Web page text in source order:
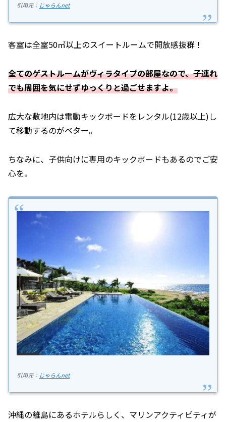
引用元： じゃらんnet
客室は全室50㎡以上のスイートルームで開放感抜群！
全てのゲストルームがヴィラタイプの部屋なので、子連れ
でも周囲を気にせずゆっくりと過ごせますよ。
広大な敷地内は電動キックボードをレンタル(12歳以上)し
て移動するのがベター。
ちなみに、子供向けに専用のキックボードもあるのでご安
心を。
引用元： じゃらんnet
沖縄の離島にあるホテルらしく、マリンアクティビティが